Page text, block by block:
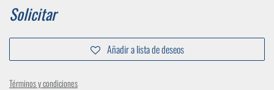
Solicitar
Añadir a lista de deseos
Términos y condiciones